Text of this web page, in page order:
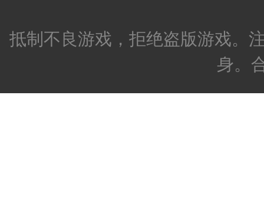
抵制不良游戏，拒绝盗版游戏。
身。